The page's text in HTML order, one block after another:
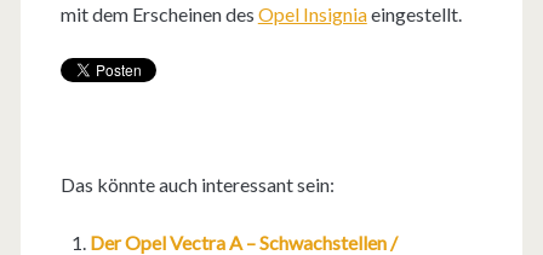
mit dem Erscheinen des Opel Insigniaeingestellt.
Das könnte auch interessant sein:
Der Opel Vectra A – Schwachstellen /